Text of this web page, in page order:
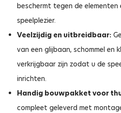
beschermt tegen de
speelplezier.
Veelzijdig en uitbreidbaar:
van een glijbaan, schommel en
verkrijgbaar zijn zodat u de
inrichten.
Handig bouwpakket voor
compleet geleverd met